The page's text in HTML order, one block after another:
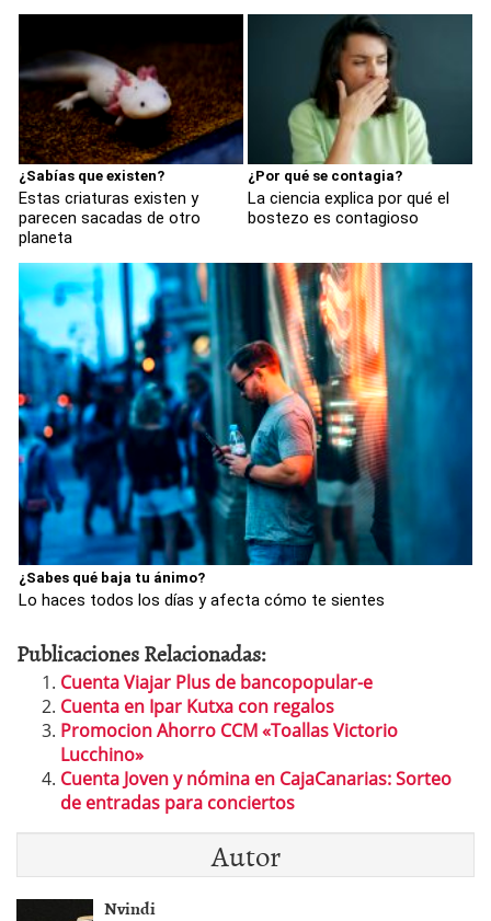
¿Sabías que existen?
Estas criaturas existen y
parecen sacadas de otro
planeta
¿Por qué se contagia?
La ciencia explica por qué el
bostezo es contagioso
¿Sabes qué baja tu ánimo?
Lo haces todos los días y afecta cómo te sientes
Publicaciones Relacionadas:
Cuenta Viajar Plus de bancopopular-e
Cuenta en Ipar Kutxa con regalos
Promocion Ahorro CCM «Toallas Victorio
Lucchino»
Cuenta Joven y nómina en CajaCanarias: Sorteo
de entradas para conciertos
Autor
Nvindi